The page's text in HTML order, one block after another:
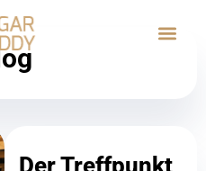
Der Treffpunkt